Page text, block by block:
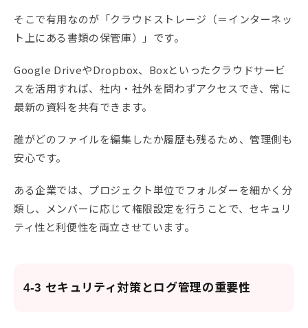
そこで有用なのが「クラウドストレージ（＝インターネッ
ト上にある書類の保管庫）」です。
Google DriveやDropbox、Boxといったクラウドサービ
スを活用すれば、社内・社外を問わずアクセスでき、常に
最新の資料を共有できます。
誰がどのファイルを編集したか履歴も残るため、管理側も
安心です。
ある企業では、プロジェクト単位でフォルダーを細かく分
類し、メンバーに応じて権限設定を行うことで、セキュリ
ティ性と利便性を両立させています。
4-3 セキュリティ対策とログ管理の重要性